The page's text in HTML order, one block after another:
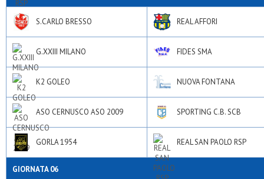
S.CARLO BRESSO REAL AFFORI
G.XXIII MILANO FIDES SMA
K2 GOLEO NUOVA FONTANA
ASO CERNUSCO ASO 2009 SPORTING C.B. SCB
GORLA 1954 REAL SAN PAOLO RSP
GIORNATA 06